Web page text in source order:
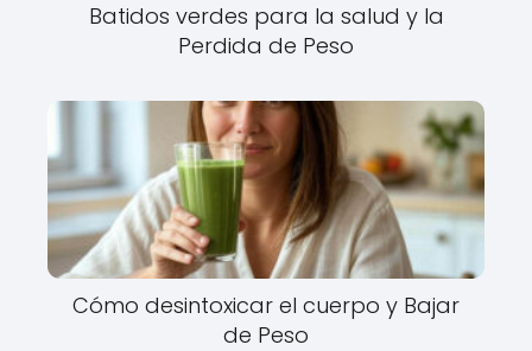
Batidos verdes para la salud y la
Perdida de Peso
Cómo desintoxicar el cuerpo y Bajar
de Peso